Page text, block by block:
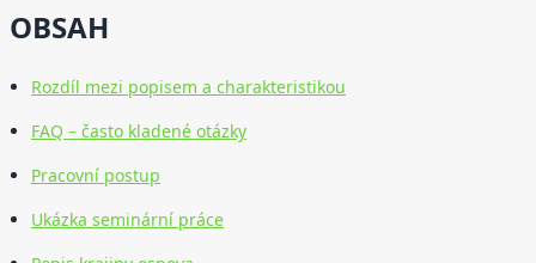
OBSAH
Rozdíl mezi popisem a charakteristikou
FAQ – často kladené otázky
Pracovní postup
Ukázka seminární práce